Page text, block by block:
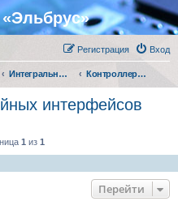
Вход
Регистрация
Интегральные микросхемы АО "МЦСТ" Контроллеры периферийных интерфейсов
интерфейсов
1 из 1
Перейти